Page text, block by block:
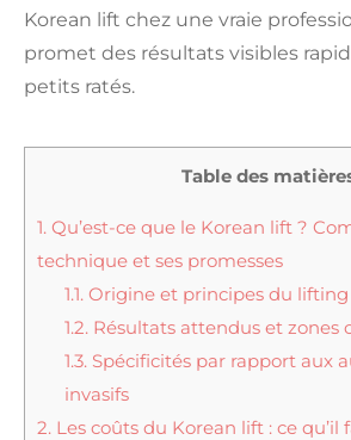
Korean lift chez une vraie
promet des résultats visibles
petits ratés.
Table des
1. Qu’est-ce que le Korean lift ?
technique et ses promesses
1.1. Origine et principes du lifting
1.2. Résultats attendus et zones
1.3. Spécificités par rapport aux
invasifs
2. Les coûts du Korean lift : ce